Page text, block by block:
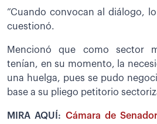
”Cuando convocan al diálogo,
cuestionó.
Mencionó que como sector
tenían, en su momento, la
una huelga, pues se pudo
base a su pliego petitorio
MIRA AQUÍ: Cámara de